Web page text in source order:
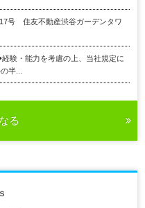
号 住友不動産渋谷ガーデンタワ
験・能力を考慮の上、当社規定に
半...
る